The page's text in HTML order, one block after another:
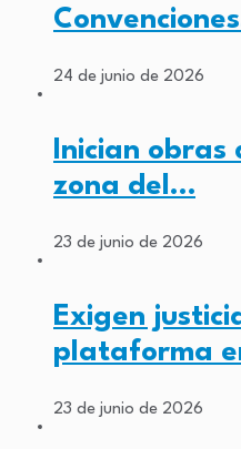
24 de junio de 2026
Inician obras
zona del…
23 de junio de 2026
Exigen
plataforma
23 de junio de 2026